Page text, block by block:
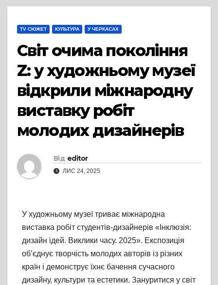
TV СЮЖЕТ КУЛЬТУРА У ЧЕРКАСАХ
Світ очима покоління
Z: у художньому музеї
відкрили міжнародну
виставку робіт
молодих дизайнерів
Від editor
ЛИС 24, 2025
У художньому музеї триває міжнародна
виставка робіт студентів-дизайнерів «Інклюзія:
дизайн ідей. Виклики часу. 2025». Експозиція
об’єднує творчість молодих авторів із різних
країн і демонструє їхнє бачення сучасного
дизайну, культури та естетики. Зануритися у світ